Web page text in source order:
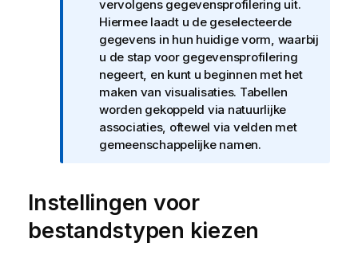
o
r
m
a
t
i
e
vervolgens gegevensprofilering uit.
Hiermee laadt u de geselecteerde
gegevens in hun huidige vorm, waarbij
u de stap voor gegevensprofilering
negeert, en kunt u beginnen met het
maken van visualisaties. Tabellen
worden gekoppeld via natuurlijke
associaties, oftewel via velden met
gemeenschappelijke namen.
Instellingen voor
bestandstypen kiezen